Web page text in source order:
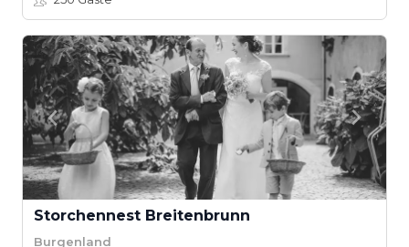
Storchennest Breitenbrunn
Burgenland